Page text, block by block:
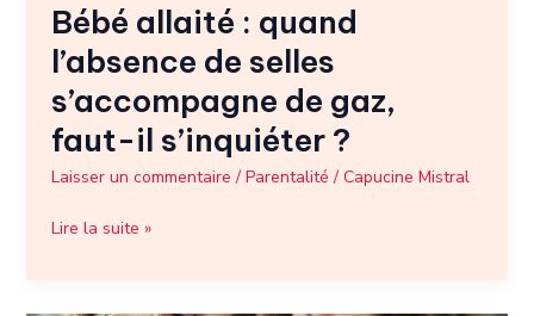
Bébé allaité : quand
l’absence de selles
s’accompagne de gaz,
faut-il s’inquiéter ?
Laisser un commentaire / Parentalité / Capucine Mistral
il
?
Lire la suite »